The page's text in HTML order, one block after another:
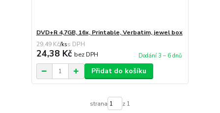
DVD+R 4,7GB, 16x, Printable, Verbatim, jewel box
29,49 Kč/ks
24,38 Kč bez DPH Dodání 3 – 6 dnů
Přidat do košíku
strana z 1